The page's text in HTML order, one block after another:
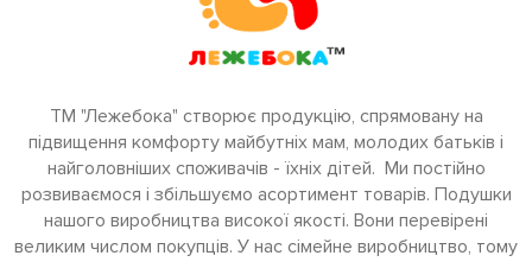
ТМ "Лежебока" створює продукцію, спрямовану на
підвищення комфорту майбутніх мам, молодих батьків і
найголовніших споживачів - їхніх дітей. Ми постійно
розвиваємося і збільшуємо асортимент товарів. Подушки
нашого виробництва високої якості. Вони перевірені
великим числом покупців. У нас сімейне виробництво, тому